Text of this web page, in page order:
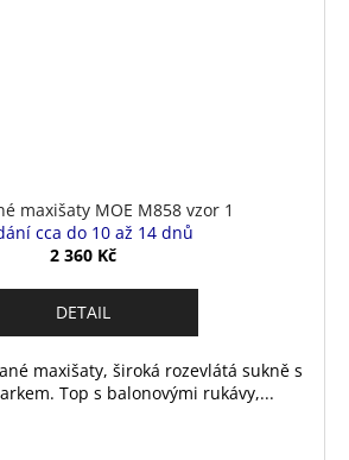
maxišaty MOE M858 vzor 1
cca do 10 až 14 dnů
2 360 Kč
DETAIL
maxišaty, široká rozevlátá sukně s
Top s balonovými rukávy,...